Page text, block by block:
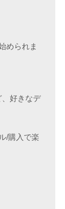
められま
、好きなデ
/購入で楽